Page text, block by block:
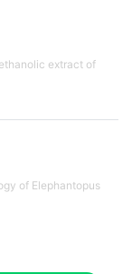
extract of
of Elephantopus